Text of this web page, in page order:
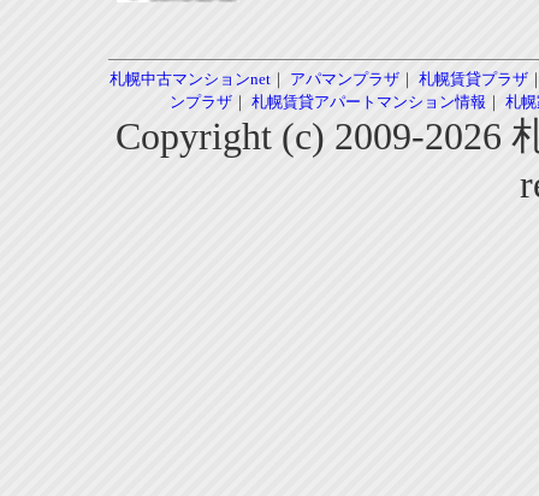
札幌中古マンションnet｜ アパマンプラザ｜ 札幌賃貸プラザ
ンプラザ｜ 札幌賃貸アパートマンション情報 ｜ 札
Copyright (c) 2009-2026